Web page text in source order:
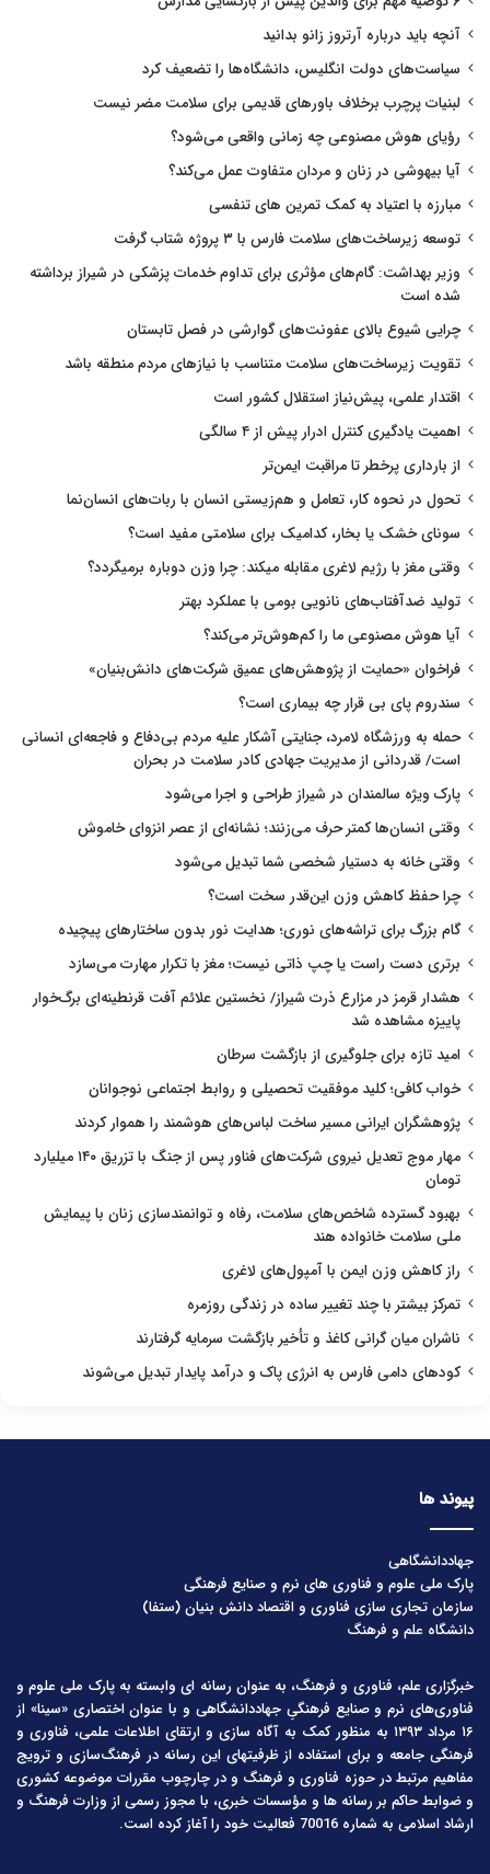
آنچه باید درباره آرتروز زانو بدانید
سیاست‌های دولت انگلیس، دانشگاه‌ها را تضعیف کرد
لبنیات پرچرب برخلاف باورهای قدیمی برای سلامت مضر نیست
رؤیای هوش مصنوعی چه زمانی واقعی می‌شود؟
آیا بیهوشی در زنان و مردان متفاوت عمل می‌کند؟
مبارزه با اعتیاد به کمک تمرین های تنفسی
توسعه زیرساخت‌های سلامت فارس با ۳ پروژه شتاب گرفت
وزیر بهداشت: گام‌های مؤثری برای تداوم خدمات پزشکی در شیراز برداشته
شده است
چرایی شیوع بالای عفونت‌های گوارشی در فصل تابستان
تقویت زیرساخت‌های سلامت متناسب با نیازهای مردم منطقه باشد
اقتدار علمی، پیش‌نیاز استقلال کشور است
اهمیت یادگیری کنترل ادرار پیش از ۴ سالگی
از بارداری پرخطر تا مراقبت ایمن‌تر
تحول در نحوه کار، تعامل و هم‌زیستی انسان با ربات‌های انسان‌نما
سونای خشک یا بخار، کدامیک برای سلامتی مفید است؟
وقتی مغز با رژیم لاغری مقابله میکند: چرا وزن دوباره برمیگردد؟
تولید ضدآفتاب‌های نانویی بومی با عملکرد بهتر
آیا هوش مصنوعی ما را کم‌هوش‌تر می‌کند؟
فراخوان «حمایت از پژوهش‌های عمیق شرکت‌های دانش‌بنیان»
سندروم پای بی قرار چه بیماری است؟
حمله به ورزشگاه لامرد، جنایتی آشکار علیه مردم بی‌دفاع و فاجعه‌ای انسانی
است/ قدردانی از مدیریت جهادی کادر سلامت در بحران
پارک ویژه سالمندان در شیراز طراحی و اجرا می‌شود
وقتی انسان‌ها کمتر حرف می‌زنند؛ نشانه‌ای از عصر انزوای خاموش
وقتی خانه به دستیار شخصی شما تبدیل می‌شود
چرا حفظ کاهش وزن این‌قدر سخت است؟
گام بزرگ برای تراشه‌های نوری؛ هدایت نور بدون ساختارهای پیچیده
برتری دست راست یا چپ ذاتی نیست؛ مغز با تکرار مهارت می‌سازد
هشدار قرمز در مزارع ذرت شیراز/ نخستین علائم آفت قرنطینه‌ای برگ‌خوار
پاییزه مشاهده شد
امید تازه برای جلوگیری از بازگشت سرطان
خواب کافی؛ کلید موفقیت تحصیلی و روابط اجتماعی نوجوانان
پژوهشگران ایرانی مسیر ساخت لباس‌های هوشمند را هموار کردند
مهار موج تعدیل نیروی شرکت‌های فناور پس از جنگ با تزریق ۱۴۰ میلیارد
تومان
بهبود گسترده شاخص‌های سلامت، رفاه و توانمندسازی زنان با پیمایش
ملی سلامت خانواده هند
راز کاهش وزن ایمن با آمپول‌های لاغری
تمرکز بیشتر با چند تغییر ساده در زندگی روزمره
ناشران میان گرانی کاغذ و تأخیر بازگشت سرمایه گرفتارند
کودهای دامی فارس به انرژی پاک و درآمد پایدار تبدیل می‌شوند
پیوند ها
جهاددانشگاهی
پارک ملی علوم و فناوری های نرم و صنایع فرهنگی
سازمان تجاری سازی فناوری و اقتصاد دانش بنیان (ستفا)
دانشگاه علم و فرهنگ
خبرگزاری علم، فناوری و فرهنگ، به عنوان رسانه ای وابسته به پارک ملی علوم و
فناوری‌های نرم و صنایع فرهنگیِ جهاددانشگاهی و با عنوان اختصاری «سینا» از
۱۶ مرداد ۱۳۹۳ به منظور کمک به آگاه سازی و ارتقای اطلاعات علمی، فناوری و
فرهنگی جامعه و برای استفاده از ظرفیتهای این رسانه در فرهنگ‌سازی و ترویج
مفاهیم مرتبط در حوزه فناوری و فرهنگ و در چارچوب مقررات موضوعه کشوری
و ضوابط حاکم بر رسانه ها و مؤسسات خبری، با مجوز رسمی از وزارت فرهنگ و
ارشاد اسلامی به شماره 70016 فعالیت خود را آغاز کرده است.